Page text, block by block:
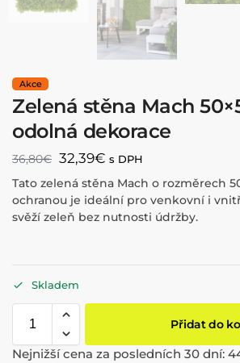
Zelená stěna Mach
odolná dekorace
36,80€ 32,39€ s DPH
Tato zelená stěna Mach o rozměrech
ochranou je ideální pro venkovní i
svěží zeleň bez nutnosti údržby.
Skladem
Přidat do
Nejnižší cena za posledních 30 dní: